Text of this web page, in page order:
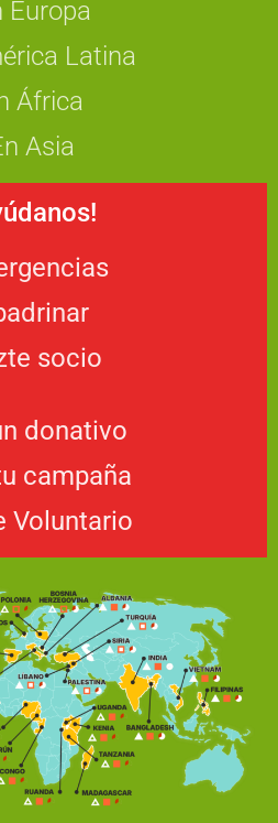
Europa
Latina
África
Asia
socio
donativo
campaña
Voluntario